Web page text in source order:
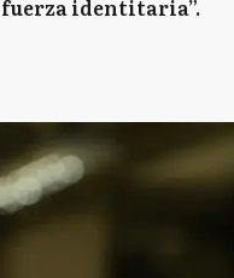
identitaria”.